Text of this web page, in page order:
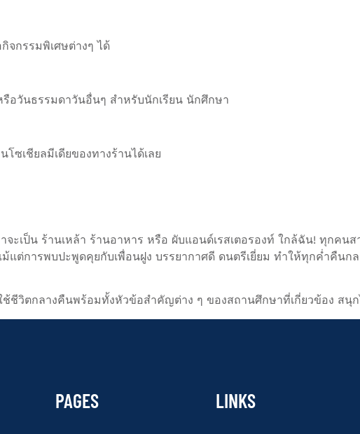
จกรรมพิเศษต่างๆ ได้
อวันธรรมดาวันอื่นๆ สำหรับนักเรียน นักศึกษา
ซเชียลมีเดียของทางร้านได้เลย
จะเป็น ร้านเหล้า ร้านอาหาร หรือ ผับแอนด์เรสเตอรองท์ ใกล้ฉัน! ทุกคน
แต่การพบปะพูดคุยกับเพื่อนฝูง บรรยากาศดี ดนตรีเยี่ยม ทำให้ทุกค่ำคืนก
ชีวิตกลางคืนพร้อมทั้งหัวข้อสำคัญต่าง ๆ ของสถานศึกษาที่เกี่ยวข้อง สนุ
PAGES LINKS